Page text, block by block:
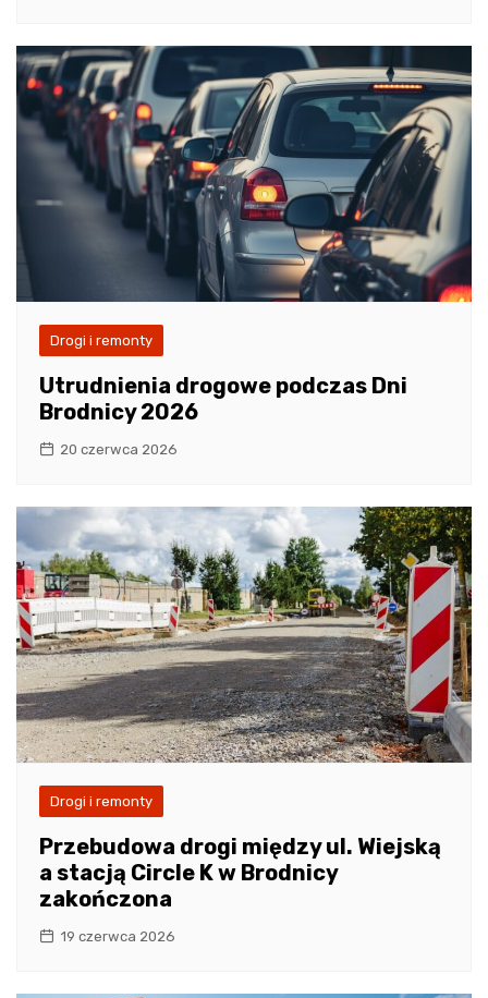
Drogi i remonty
Utrudnienia drogowe podczas Dni
Brodnicy 2026
20 czerwca 2026
Drogi i remonty
Przebudowa drogi między ul. Wiejską
a stacją Circle K w Brodnicy
zakończona
19 czerwca 2026